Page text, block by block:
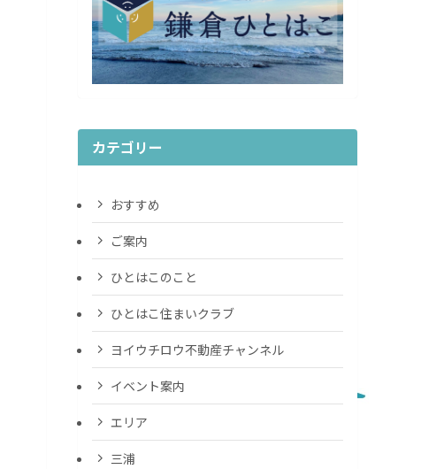
カテゴリー
おすすめ
ご案内
ひとはこのこと
ひとはこ住まいクラブ
ヨイウチロウ不動産チャンネル
イベント案内
エリア
三浦